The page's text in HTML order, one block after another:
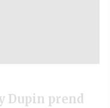
Dupin prend